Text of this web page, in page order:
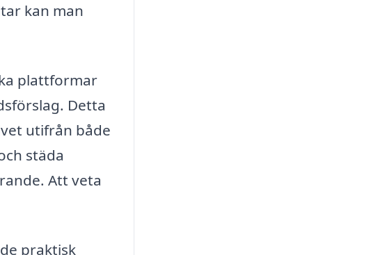
kan man
plattformar
Detta
utifrån både
städa
Att veta
praktisk